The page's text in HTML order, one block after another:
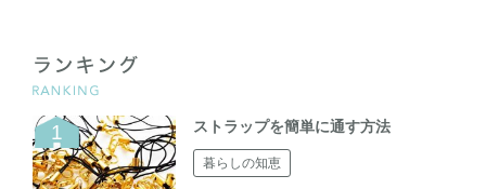
ストラップを簡単に通す方法
暮らしの知恵